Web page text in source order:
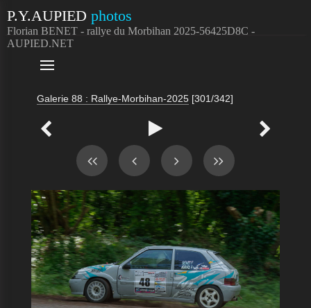
P.Y.AUPIED photos
Florian BENET - rallye du Morbihan 2025-56425D8C -
AUPIED.NET

Galerie 88 : Rallye-Morbihan-2025 [301/342]
  